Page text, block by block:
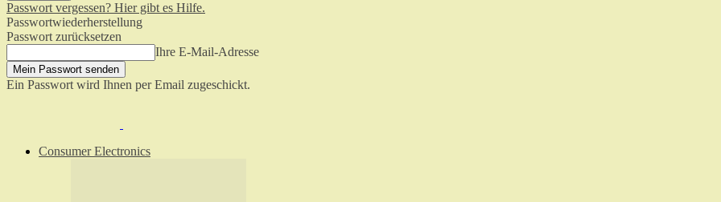
Passwort vergessen? Hier gibt es Hilfe.
Passwortwiederherstellung
Passwort zurücksetzen
Ihre E-Mail-Adresse
Ein Passwort wird Ihnen per Email zugeschickt.
Consumer Electronics